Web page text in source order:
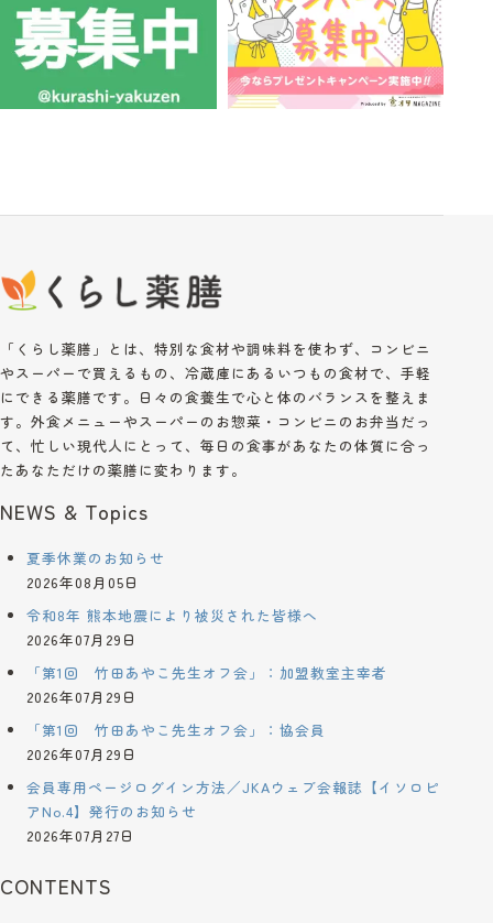
「くらし薬膳」とは、特別な食材や調味料を使わず、コンビニ
やスーパーで買えるもの、冷蔵庫にあるいつもの食材で、手軽
にできる薬膳です。日々の食養生で心と体のバランスを整えま
す。外食メニューやスーパーのお惣菜・コンビニのお弁当だっ
て、忙しい現代人にとって、毎日の食事があなたの体質に合っ
たあなただけの薬膳に変わります。
NEWS & Topics
夏季休業のお知らせ
2026年08月05日
令和8年 熊本地震により被災された皆様へ
2026年07月29日
「第1回 竹田あやこ先生オフ会」：加盟教室主宰者
2026年07月29日
「第1回 竹田あやこ先生オフ会」：協会員
2026年07月29日
会員専用ページログイン方法／JKAウェブ会報誌【イソロピ
アNo.4】発行のお知らせ
2026年07月27日
CONTENTS